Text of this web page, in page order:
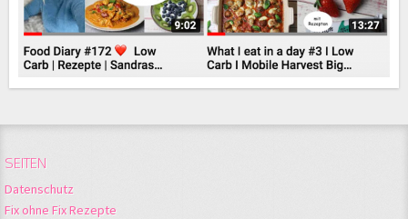
SEITEN
Datenschutz
Fix ohne Fix Rezepte